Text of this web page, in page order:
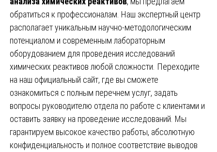
обратиться к профессионалам. Наш экспертный центр
располагает уникальным научно-методологическим
потенциалом и современным лабораторным
оборудованием для проведения исследований
химических реактивов любой сложности. Переходите
на наш официальный сайт, где вы сможете
ознакомиться с полным перечнем услуг, задать
вопросы руководителю отдела по работе с клиентами и
оставить заявку на проведение исследований. Мы
гарантируем высокое качество работы, абсолютную
конфиденциальность и полное соответствие выводов